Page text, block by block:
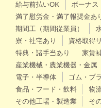
給与前払いOK
ボーナス
満了慰労金・満了報奨金あ
期間工（期間従業員）
寮・社宅あり
資格取得
特典・諸手当あり
家賃
産業機械・農業機器・金属
電子・半導体
ゴム・プ
食品・フード・飲料
物
その他工場・製造業
そ